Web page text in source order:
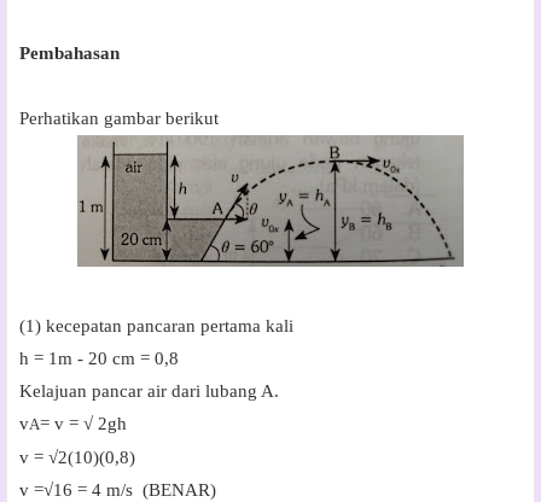
Pembahasan
Perhatikan gambar berikut
(1) kecepatan pancaran pertama kali
h = 1m - 20 cm = 0,8
Kelajuan pancar air dari lubang A.
vA= v = √ 2gh
v = √2(10)(0,8)
v =√16 = 4 m/s (BENAR)